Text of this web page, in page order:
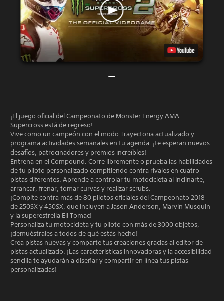
¡El juego oficial del Campeonato de Monster Energy AMA
Supercross está de regreso!
Vive como un campeón con el modo Trayectoria actualizado y
programa actividades semanales en tu agenda: ¡te esperan nuevos
desafíos, patrocinadores y premios increíbles!
Entrena en el Compound. Corre libremente o prueba las habilidades
de tu piloto personalizado compitiendo contra rivales en cuatro
pistas diferentes. Aprende a controlar tu motocicleta al inclinarte,
arrancar, frenar, tomar curvas y realizar scrubs.
¡Compite contra más de 80 pilotos oficiales del Campeonato 2018
de 250SX y 450SX, que incluyen a Jason Anderson, Marvin Musquin
y la superestrella Eli Tomac!
Personaliza tu motocicleta y tu piloto con más de 3000 objetos,
¡demuéstrales a todos de qué estás hecho!
Crea pistas nuevas y comparte tus creaciones gracias al editor de
pistas actualizado. ¡Las características innovadoras y la accesibilidad
sencilla te ayudarán a diseñar y compartir en línea tus pistas
personalizadas!